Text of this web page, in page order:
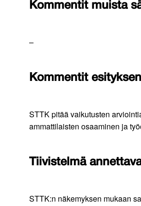
Kommentit muista
–
Kommentit
STTK pitää vaikutusten
ammattilaisten osaaminen ja
Tiivistelmä
STTK:n näkemyksen mukaan